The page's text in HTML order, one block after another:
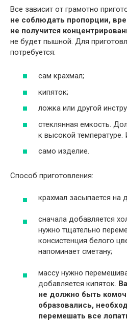
Все зависит от грамотно
не соблюдать пропорции,
не получится
не будет пышной. Для
потребуется:
сам крахмал;
кипяток;
ложка или другой
стеклянная емкость.
к высокой температуре.
само изделие.
Способ приготовления:
крахмал засыпается на
сначала добавляется
нужно тщательно
консистенция белого
напоминает сметану;
массу нужно
добавляется кипяток.
не должно быть
образовались,
перемешать все